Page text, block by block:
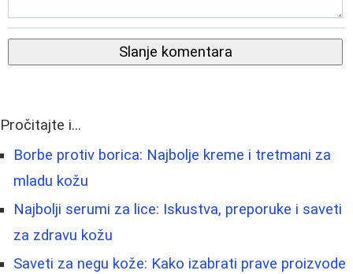
Slanje komentara
Pročitajte i...
Borbe protiv borica: Najbolje kreme i tretmani za
mladu kožu
Najbolji serumi za lice: Iskustva, preporuke i saveti
za zdravu kožu
Saveti za negu kože: Kako izabrati prave proizvode